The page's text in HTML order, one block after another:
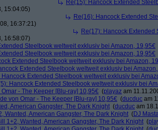
Re(15): Hancock Extended
15:04:05)
Re(16): Hancock Extended
16:37:21)
Re(17): Hancock
16:58:07)
Steelbook weltweit exklusiv bei Amazon, 19,95€
Steelbook weltweit exklusiv bei Amazon, 19,95€
Extended Steelbook weltweit exklusiv bei Amazon,
Extended Steelbook weltweit exklusiv bei
Hancock Extended Steelbook weltweit exklusiv bei
Hancock Extended Steelbook weltweit exklusiv bei
- The Keeper [Blu-ray] 10,95€ (playaz am
von Omar - The Keeper [Blu-ray] 10,95€ (ducduc am
American Gangster, The Dark Knight (ducduc am
Wanted, American Gangster, The Dark Knight (DJ
1+2, Wanted, American Gangster, The Dark Knight (